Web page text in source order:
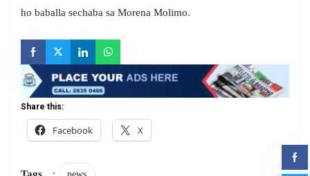
ho baballa sechaba sa Morena Molimo.
Share this:
Facebook
X
Tags :